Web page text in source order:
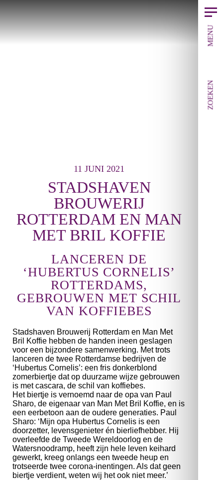
MENU
ZOEKEN
11 JUNI 2021
STADSHAVEN
BROUWERIJ
ROTTERDAM EN MAN
MET BRIL KOFFIE
LANCEREN DE
‘HUBERTUS CORNELIS’
ROTTERDAMS,
GEBROUWEN MET SCHIL
VAN KOFFIEBES
Stadshaven Brouwerij Rotterdam en Man Met
Bril Koffie hebben de handen ineen geslagen
voor een bijzondere samenwerking. Met trots
lanceren de twee Rotterdamse bedrijven de
‘Hubertus Cornelis’: een fris donkerblond
zomerbiertje dat op duurzame wijze gebrouwen
is met cascara, de schil van koffiebes.
Het biertje is vernoemd naar de opa van Paul
Sharo, de eigenaar van Man Met Bril Koffie, en is
een eerbetoon aan de oudere generaties. Paul
Sharo: ‘Mijn opa Hubertus Cornelis is een
doorzetter, levensgenieter én bierliefhebber. Hij
overleefde de Tweede Wereldoorlog en de
Watersnoodramp, heeft zijn hele leven keihard
gewerkt, kreeg onlangs een tweede heup en
trotseerde twee corona-inentingen. Als dat geen
biertje verdient, weten wij het ook niet meer.’